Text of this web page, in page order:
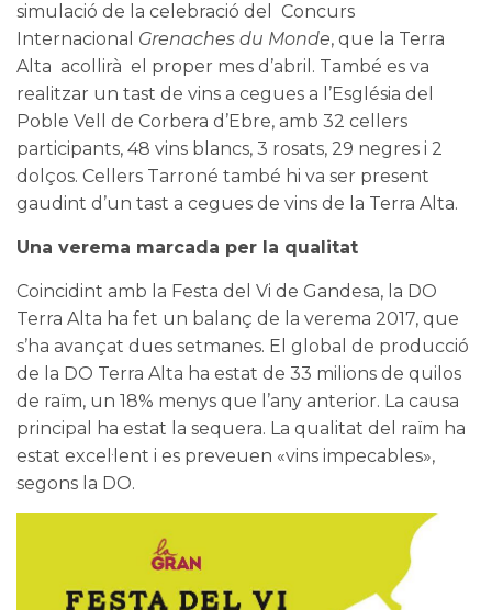
simulació de la celebració del Concurs
Internacional Grenaches du Monde, que la Terra
Alta acollirà el proper mes d’abril. També es va
realitzar un tast de vins a cegues a l’Església del
Poble Vell de Corbera d’Ebre, amb 32 cellers
participants, 48 vins blancs, 3 rosats, 29 negres i 2
dolços. Cellers Tarroné també hi va ser present
gaudint d’un tast a cegues de vins de la Terra Alta.
Una verema marcada per la qualitat
Coincidint amb la Festa del Vi de Gandesa, la DO
Terra Alta ha fet un balanç de la verema 2017, que
s’ha avançat dues setmanes. El global de producció
de la DO Terra Alta ha estat de 33 milions de quilos
de raïm, un 18% menys que l’any anterior. La causa
principal ha estat la sequera. La qualitat del raïm ha
estat excel·lent i es preveuen «vins impecables»,
segons la DO.